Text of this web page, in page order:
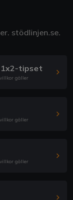
stödlinjen.se.
1x2-tipset
gäller
gäller
gäller